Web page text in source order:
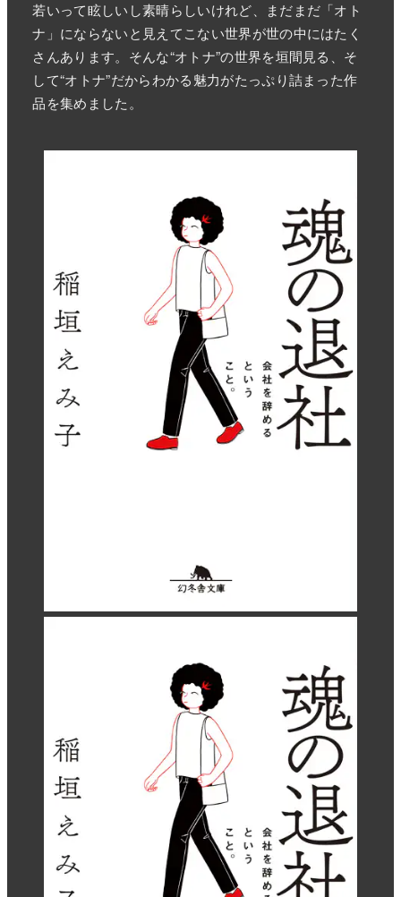
若いって眩しいし素晴らしいけれど、まだまだ「オト
ナ」にならないと見えてこない世界が世の中にはたく
さんあります。そんな“オトナ”の世界を垣間見る、そ
して“オトナ”だからわかる魅力がたっぷり詰まった作
品を集めました。